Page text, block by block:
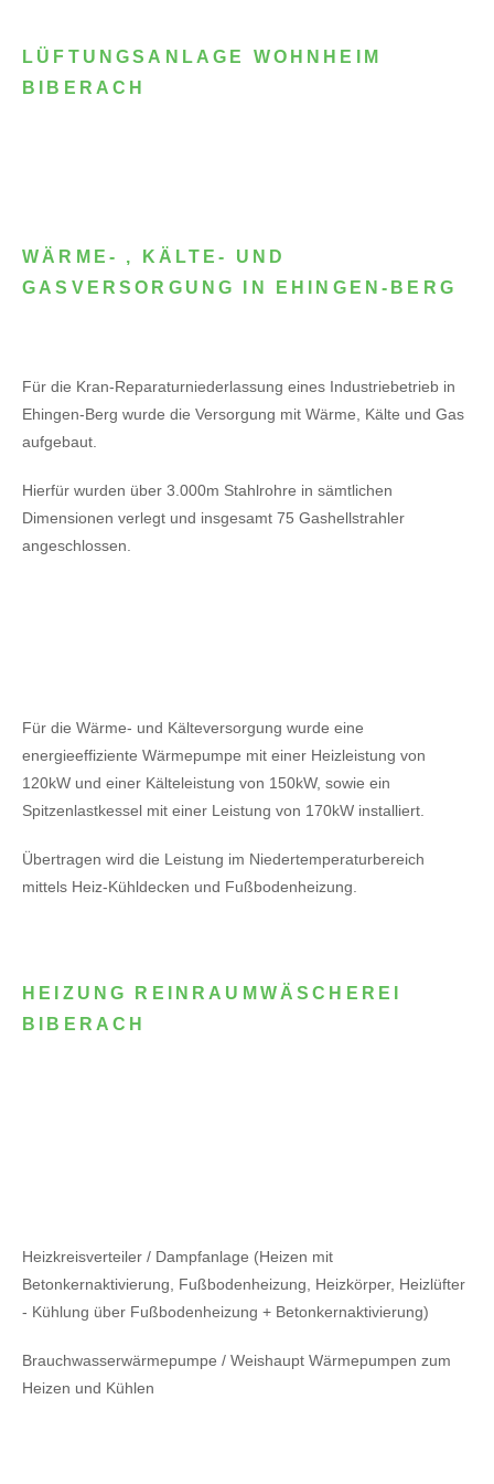
LÜFTUNGSANLAGE WOHNHEIM
BIBERACH
WÄRME- , KÄLTE- UND
GASVERSORGUNG IN EHINGEN-BERG
Für die Kran-Reparaturniederlassung eines Industriebetrieb in
Ehingen-Berg wurde die Versorgung mit Wärme, Kälte und Gas
aufgebaut.
Hierfür wurden über 3.000m Stahlrohre in sämtlichen
Dimensionen verlegt und insgesamt 75 Gashellstrahler
angeschlossen.
Für die Wärme- und Kälteversorgung wurde eine
energieeffiziente Wärmepumpe mit einer Heizleistung von
120kW und einer Kälteleistung von 150kW, sowie ein
Spitzenlastkessel mit einer Leistung von 170kW installiert.
Übertragen wird die Leistung im Niedertemperaturbereich
mittels Heiz-Kühldecken und Fußbodenheizung.
HEIZUNG REINRAUMWÄSCHEREI
BIBERACH
Heizkreisverteiler / Dampfanlage (Heizen mit
Betonkernaktivierung, Fußbodenheizung, Heizkörper, Heizlüfter
- Kühlung über Fußbodenheizung + Betonkernaktivierung)
Brauchwasserwärmepumpe / Weishaupt Wärmepumpen zum
Heizen und Kühlen